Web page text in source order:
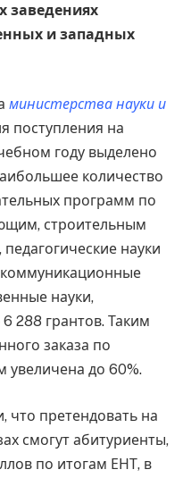
заведениях
и западных
министерства науки и
поступления на
году выделено
количество
программ по
строительным
науки
науки,
288 грантов. Таким
заказа по
увеличена до 60%.
что претендовать на
смогут абитуриенты,
по итогам ЕНТ, в